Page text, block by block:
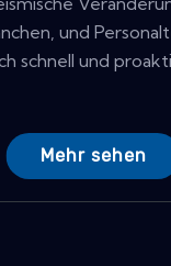
und
schnell und
Mehr sehen